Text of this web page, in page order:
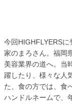
今回HIGHFLYERS
家のまろさん。福岡
美容業界の道へ。当
躍したり、様々な人
た、食の方では、食
ハンドルネームで、